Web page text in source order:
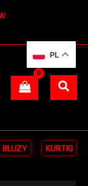
BLUZY KURTKI
PL